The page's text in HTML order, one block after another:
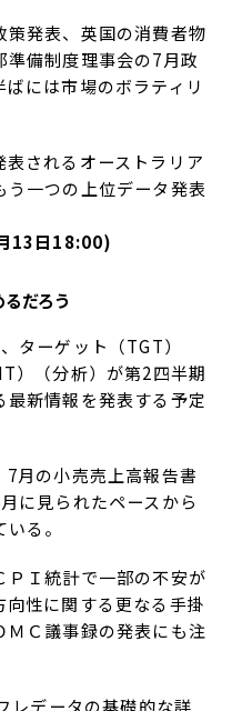
策発表、英国の消費者物
備制度理事会の7月政
には市場のボラティリ
されるオーストラリア
一つの上位データ発表
13日18:00)
だろう
ターゲット（TGT）
）（分析）が第2四半期
新情報を発表する予定
月の小売売上高報告書
に見られたペースから
る。
ＰＩ統計で一部の不安が
性に関する更なる手掛
Ｃ議事録の発表にも注
レデータの基礎的な詳